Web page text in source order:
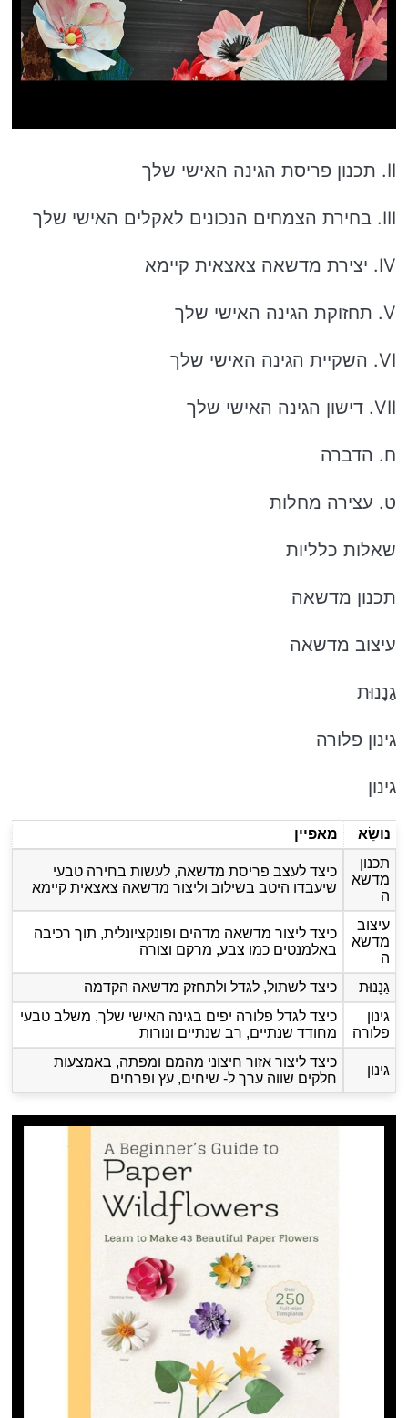
II. תכנון פריסת הגינה האישי שלך
III. בחירת הצמחים הנכונים לאקלים האישי שלך
IV. יצירת מדשאה צאצאית קיימא
V. תחזוקת הגינה האישי שלך
VI. השקיית הגינה האישי שלך
VII. דישון הגינה האישי שלך
ח. הדברה
ט. עצירה מחלות
שאלות כלליות
תכנון מדשאה
עיצוב מדשאה
גַנָנוּת
גינון פלורה
גינון
נוֹשֵׂא
מאפיין
תכנון
מדשא
ה
כיצד לעצב פריסת מדשאה, לעשות בחירה טבעי
שיעבדו היטב בשילוב וליצור מדשאה צאצאית קיימא
עיצוב
מדשא
ה
כיצד ליצור מדשאה מדהים ופונקציונלית, תוך רכיבה
באלמנטים כמו צבע, מרקם וצורה
גַנָנוּת
כיצד לשתול, לגדל ולתחזק מדשאה הקדמה
גינון
פלורה
כיצד לגדל פלורה יפים בגינה האישי שלך, משלב טבעי
מחודד שנתיים, רב שנתיים ונורות
גינון
כיצד ליצור אזור חיצוני מהמם ומפתה, באמצעות
חלקים שווה ערך ל- שיחים, עץ ופרחים